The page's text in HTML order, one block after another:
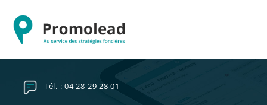
Tél. : 04 28 29 28 01